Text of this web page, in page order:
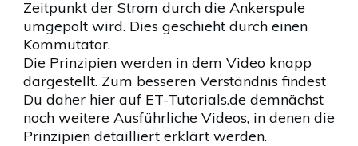
Zeitpunkt der Strom durch die Ankerspule
umgepolt wird. Dies geschieht durch einen
Kommutator.
Die Prinzipien werden in dem Video knapp
dargestellt. Zum besseren Verständnis findest
Du daher hier auf ET-Tutorials.de demnächst
noch weitere Ausführliche Videos, in denen die
Prinzipien detailliert erklärt werden.